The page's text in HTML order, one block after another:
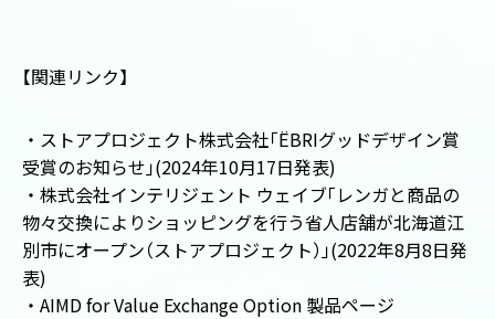
【関連リンク】
・ストアプロジェクト株式会社「ËBRIグッドデザイン賞
受賞のお知らせ」(2024年10月17日発表)
・株式会社インテリジェント ウェイブ「レンガと商品の
物々交換によりショッピングを行う省人店舗が北海道江
別市にオープン（ストアプロジェクト）」(2022年8月8日発
表)
・ AIMD for Value Exchange Option 製品ページ